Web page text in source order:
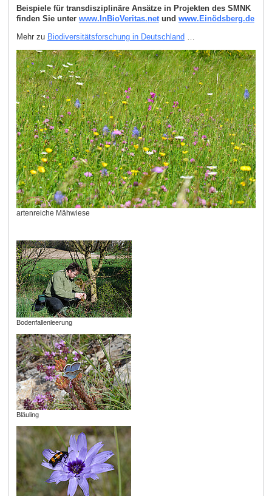
Beispiele für transdisziplinäre Ansätze in Projekten des SMNK
finden Sie unter www.InBioVeritas.netund www.Einödsberg.de
Mehr zu Biodiversitätsforschung in Deutschland …
artenreiche Mähwiese
Bodenfallenleerung
Bläuling